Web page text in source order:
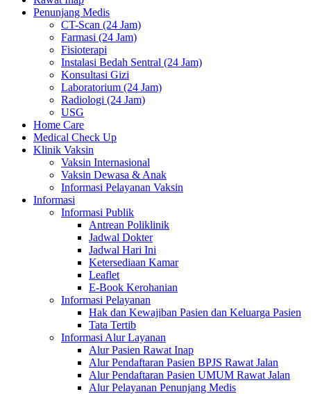
Penunjang Medis
CT-Scan (24 Jam)
Farmasi (24 Jam)
Fisioterapi
Instalasi Bedah Sentral (24 Jam)
Konsultasi Gizi
Laboratorium (24 Jam)
Radiologi (24 Jam)
USG
Home Care
Medical Check Up
Klinik Vaksin
Vaksin Internasional
Vaksin Dewasa & Anak
Informasi Pelayanan Vaksin
Informasi
Informasi Publik
Antrean Poliklinik
Jadwal Dokter
Jadwal Hari Ini
Ketersediaan Kamar
Leaflet
E-Book Kerohanian
Informasi Pelayanan
Hak dan Kewajiban Pasien dan Keluarga Pasien
Tata Tertib
Informasi Alur Layanan
Alur Pasien Rawat Inap
Alur Pendaftaran Pasien BPJS Rawat Jalan
Alur Pendaftaran Pasien UMUM Rawat Jalan
Alur Pelayanan Penunjang Medis